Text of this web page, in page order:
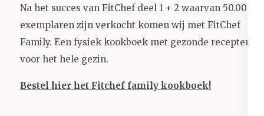
Na het succes van FitChef deel 1 + 2 waarvan 50.000+
exemplaren zijn verkocht komen wij met FitChef
Family. Een fysiek kookboek met gezonde recepten
voor het hele gezin.
Bestel hier het Fitchef family kookboek!